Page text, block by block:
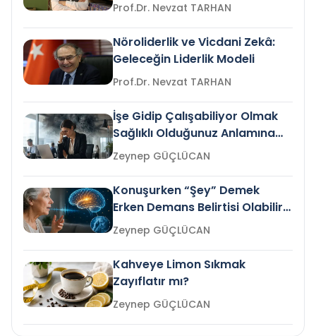
Prof.Dr. Nevzat TARHAN
Nöroliderlik ve Vicdani Zekâ:
Geleceğin Liderlik Modeli
Prof.Dr. Nevzat TARHAN
İşe Gidip Çalışabiliyor Olmak
Sağlıklı Olduğunuz Anlamına
Gelir mi?Zeynep GÜÇLÜCAN
Konuşurken “Şey” Demek
Erken Demans Belirtisi Olabilir
mi?
Zeynep GÜÇLÜCAN
Kahveye Limon Sıkmak
Zayıflatır mı?
Zeynep GÜÇLÜCAN